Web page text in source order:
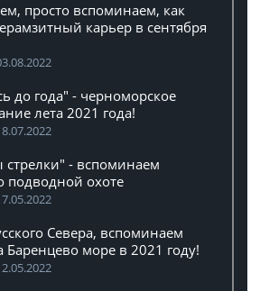
просто вспоминаем, как
карьер в сентября
до года" - черноморское
лета 2021 года!
стрелки" - вспоминаем
подводной охоте
Севера, вспоминаем
Баренцево море в 2021 году!